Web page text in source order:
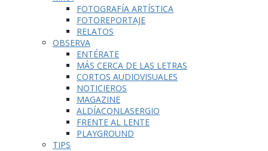
FOTOGRAFÍA ARTÍSTICA
FOTOREPORTAJE
RELATOS
OBSERVA
ENTÉRATE
MÁS CERCA DE LAS LETRAS
CORTOS AUDIOVISUALES
NOTICIEROS
MAGAZINE
ALDÍACONLASERGIO
FRENTE AL LENTE
PLAYGROUND
TIPS